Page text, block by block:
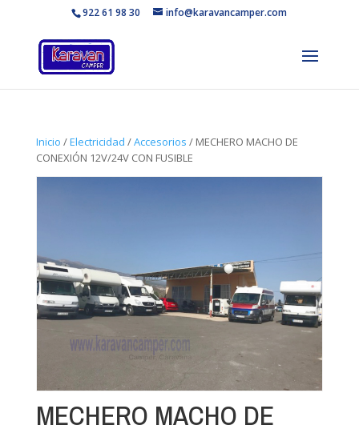
922 61 98 30 info@karavancamper.com
Inicio /Electricidad /Accesorios / MECHERO MACHO DE
CONEXIÓN 12V/24V CON FUSIBLE
MECHERO MACHO DE